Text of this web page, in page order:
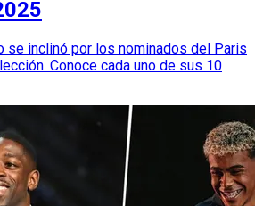
se inclinó por los nominados del Paris
Conoce cada uno de sus 10